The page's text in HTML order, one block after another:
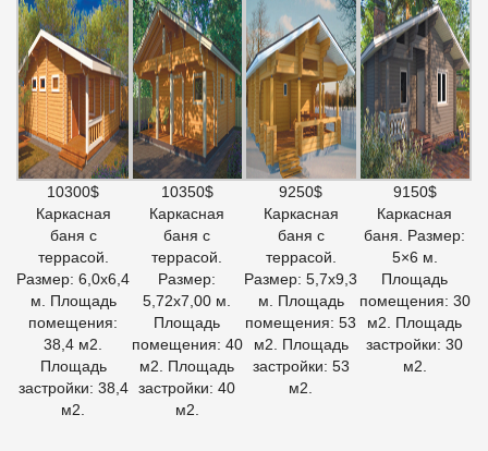
10300$
Каркасная
баня с
террасой.
Размер: 6,0х6,4
м. Площадь
помещения:
38,4 м2.
Площадь
застройки: 38,4
м2.
10350$
Каркасная
баня с
террасой.
Размер:
5,72х7,00 м.
Площадь
помещения: 40
м2. Площадь
застройки: 40
м2.
9250$
Каркасная
баня с
террасой.
Размер: 5,7х9,3
м. Площадь
помещения: 53
м2. Площадь
застройки: 53
м2.
9150$
Каркасная
баня. Размер:
5×6 м.
Площадь
помещения: 30
м2. Площадь
застройки: 30
м2.